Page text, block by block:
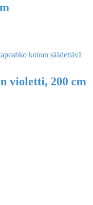
violetti, 200 cm